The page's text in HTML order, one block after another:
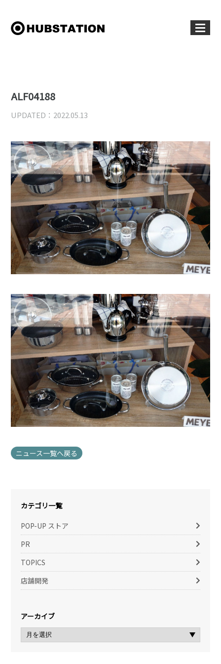
ALF04188
UPDATED：2022.05.13
ニュース一覧へ戻る
カテゴリ一覧
POP-UP ストア
PR
TOPICS
店舗開発
アーカイブ